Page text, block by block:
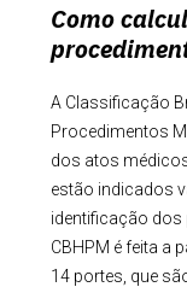
Como
A Classificação
Procedimentos
dos atos
estão indicados
identificação dos
CBHPM é feita a
14 portes, que